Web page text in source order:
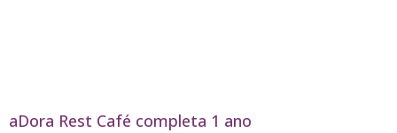
aDora Rest Café completa 1 ano